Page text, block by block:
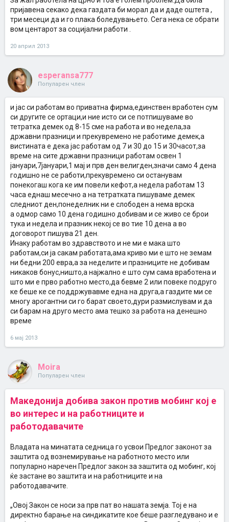
пријавена секако дека газдата би морал да и даде оштета ,
три месеци да и го плака боледувањето. Сега нека се обрати
вом центарот за социјални работи .
20 април 2013
esperansa777
Популарен член
и јас си работам во приватна фирма,единствен вработен сум
си другите се ортаци,и ние исто си се потпишуваме во
тетратка демек од 8-15 сме на работа и во недела,за
државни празници и прекувремено не работиме демек,а
вистината е дека јас работам од 7 и 30 до 15 и 30часот,за
време на сите државни празници работам освен 1
јануари,7јануари,1 мај и прв ден велигден,значи само 4 дена
годишно не се работи,прекувремено си останувам
понекогаш кога ке им повели кефот,а недела работам 13
часа еднаш месечно а на тетратката пишуваме демек
следниот ден,понеделник ни е слободен а нема врска
а одмор само 10 дена годишно добивам и се живо се брои
тука и недела и празник некој се во тие 10 дена а во
договорот пишува 21 ден.
Инаку работам во здравството и не ми е мака што
работам,си ја сакам работата,ама криво ми е што не земам
ни бедни 200 евра,а за неделите и празниците не добивам
никаков бонус,ништо,а најжално е што сум сама вработена и
што ми е прво работно место,да бевме 2 или повеке подруго
ке беше ке се поддржувавме една на друга,а газдите ми се
многу арогантни си го барат своето,дури размислувам и да
си барам на друго место ама тешко за работа на денешно
време
6 мај 2013
Moira
Популарен член
Македонија добива закон против мобинг кој е
во интерес и на работниците и
работодавачите
Владата на минатата седница го усвои Предлог законот за
заштита од вознемирување на работното место или
популарно наречен Предлог закон за заштита од мобинг, кој
ќе застане во заштита и на работниците и на
работодавачите.
„Овој Закон се носи за прв пат во нашата земја. Тој е на
директно барање на синдикатите кое беше разгледувано и е